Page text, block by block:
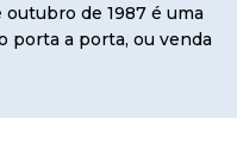
de 1987 é uma
porta a porta, ou venda